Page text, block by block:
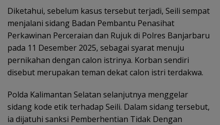
Diketahui, sebelum kasus tersebut terjadi, Seili sempat
menjalani sidang Badan Pembantu Penasihat
Perkawinan Perceraian dan Rujuk di Polres Banjarbaru
pada 11 Desember 2025, sebagai syarat menuju
pernikahan dengan calon istrinya. Korban sendiri
disebut merupakan teman dekat calon istri terdakwa.
Polda Kalimantan Selatan selanjutnya menggelar
sidang kode etik terhadap Seili. Dalam sidang tersebut,
ia dijatuhi sanksi Pemberhentian Tidak Dengan